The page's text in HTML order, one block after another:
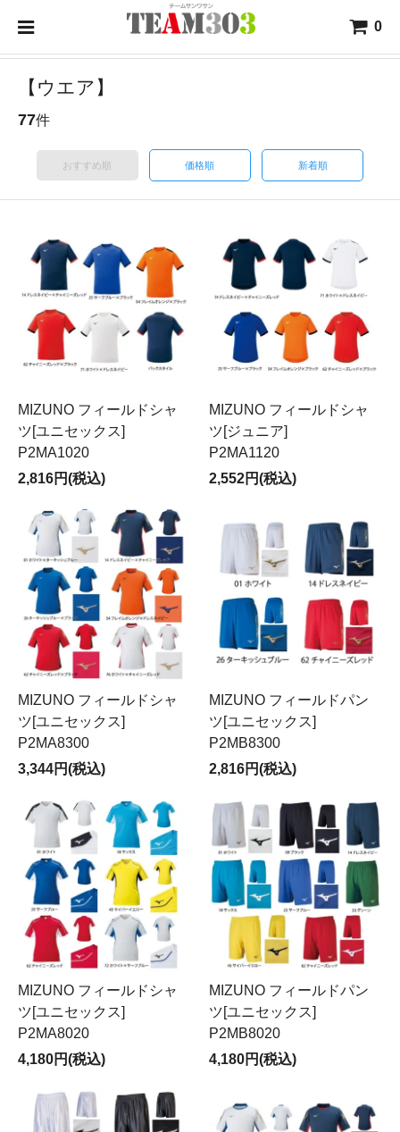
0
【ウエア】
77件
おすすめ順 価格順 新着順
MIZUNO フィールドシャ
ツ[ユニセックス]
P2MA1020
2,816円(税込)
MIZUNO フィールドシャ
ツ[ジュニア]
P2MA1120
2,552円(税込)
MIZUNO フィールドシャ
ツ[ユニセックス]
P2MA8300
3,344円(税込)
MIZUNO フィールドパン
ツ[ユニセックス]
P2MB8300
2,816円(税込)
MIZUNO フィールドシャ
ツ[ユニセックス]
P2MA8020
4,180円(税込)
MIZUNO フィールドパン
ツ[ユニセックス]
P2MB8020
4,180円(税込)